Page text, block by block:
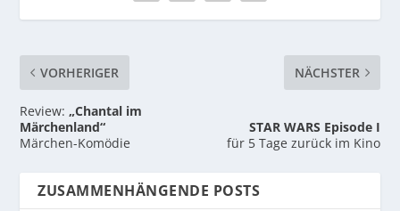
VORHERIGER
Review: „Chantal im
Märchenland“
Märchen-Komödie
NÄCHSTER
STAR WARS Episode I
für 5 Tage zurück im Kino
ZUSAMMENHÄNGENDE POSTS